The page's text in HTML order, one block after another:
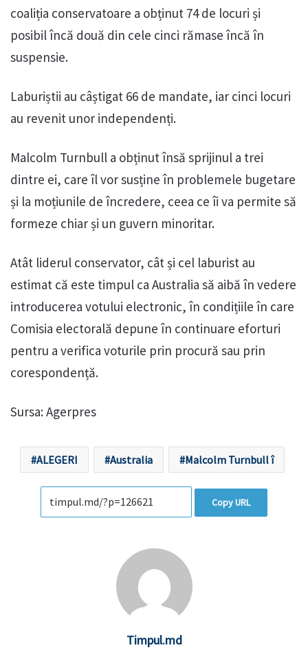
coaliția conservatoare a obținut 74 de locuri și
posibil încă două din cele cinci rămase încă în
suspensie.
Laburiștii au câștigat 66 de mandate, iar cinci locuri
au revenit unor independenți.
Malcolm Turnbull a obținut însă sprijinul a trei
dintre ei, care îl vor susține în problemele bugetare
și la moțiunile de încredere, ceea ce îi va permite să
formeze chiar și un guvern minoritar.
Atât liderul conservator, cât și cel laburist au
estimat că este timpul ca Australia să aibă în vedere
introducerea votului electronic, în condițiile în care
Comisia electorală depune în continuare eforturi
pentru a verifica voturile prin procură sau prin
corespondență.
Sursa: Agerpres
ALEGERI Australia Malcolm Turnbull î
Copy URL
Timpul.md